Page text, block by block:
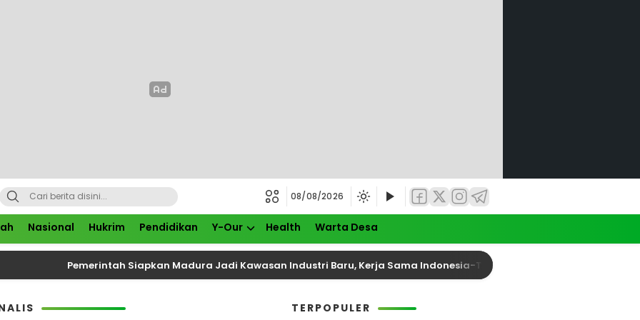
08/08/2026
Nasional Hukrim Pendidikan Y-Our Health Warta Desa
Pemerintah Siapkan Madura Jadi Kawasan Industri Baru, Kerja Sama Indonesia-Tiongkok Diperkuat
TERPOPULER